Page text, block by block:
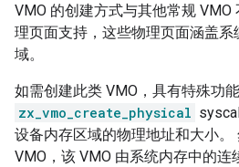
VMO 的创建方式与其他常规 VMO
理页面支持，这些物理页面涵盖
域。
如需创建此类 VMO，具有特殊功
zx_vmo_create_physical
设备内存区域的物理地址和大小
VMO，该 VMO 由系统内存中的连